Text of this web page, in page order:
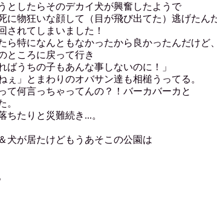
としたらそのデカイ犬が興奮したようで
に物狂いな顔して（目が飛び出てた）逃げた
されてしまいました！
特になんともなかったから良かったんだけど
ところに戻って行き
うちの子もあんな事しないのに！」
」とまわりのオバサン達も相槌うってる。
て何言っちゃってんの？！バーカバーカと
。
たりと災難続き...。
犬が居たけどもうあそこの公園は